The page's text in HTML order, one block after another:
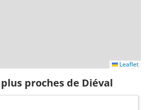
Leaflet
proches de Diéval